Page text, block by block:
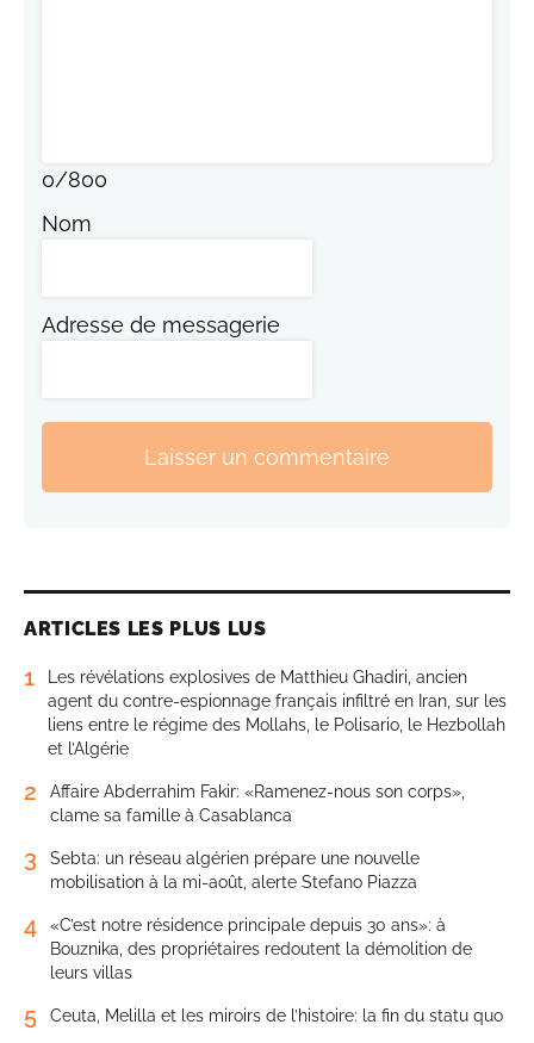
0/800
Nom
Adresse de messagerie
Laisser un commentaire
ARTICLES LES PLUS LUS
1
Les révélations explosives de Matthieu Ghadiri, ancien
agent du contre-espionnage français infiltré en Iran, sur les
liens entre le régime des Mollahs, le Polisario, le Hezbollah
et l’Algérie
2
Affaire Abderrahim Fakir: «Ramenez-nous son corps»,
clame sa famille à Casablanca
3
Sebta: un réseau algérien prépare une nouvelle
mobilisation à la mi-août, alerte Stefano Piazza
4
«C’est notre résidence principale depuis 30 ans»: à
Bouznika, des propriétaires redoutent la démolition de
leurs villas
5 Ceuta, Melilla et les miroirs de l’histoire: la fin du statu quo